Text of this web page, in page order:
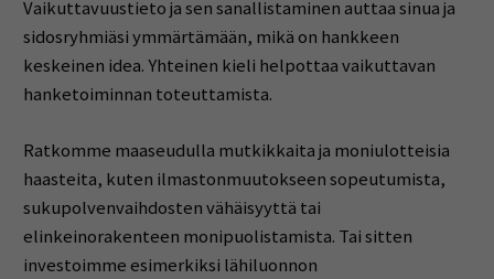
Vaikuttavuustieto ja sen sanallistaminen auttaa sinua ja
sidosryhmiäsi ymmärtämään, mikä on hankkeen
keskeinen idea.Yhteinen kieli helpottaa vaikuttavan
hanketoiminnan toteuttamista.
Ratkomme maaseudulla mutkikkaita ja moniulotteisia
haasteita, kuten ilmastonmuutokseen sopeutumista,
sukupolvenvaihdosten vähäisyyttä tai
elinkeinorakenteen monipuolistamista. Tai sitten
investoimme esimerkiksi lähiluonnon